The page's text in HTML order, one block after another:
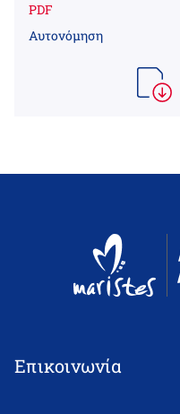
PDF
Αυτονόμηση
Επικοινωνία